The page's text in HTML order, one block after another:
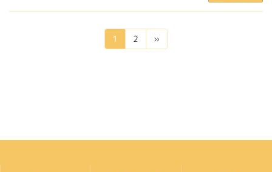
ジ
固
定
1
固
定
2 »